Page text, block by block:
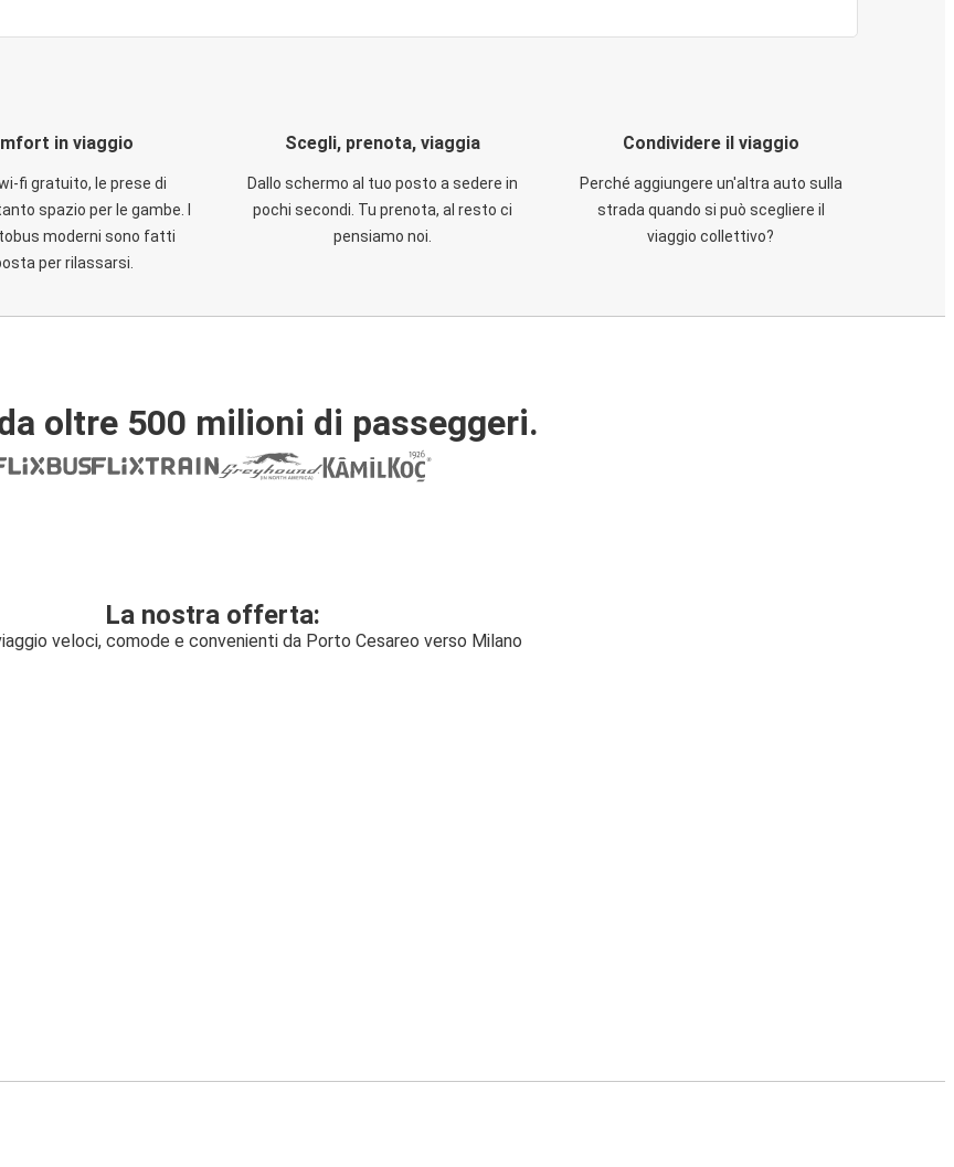
in viaggio
fi gratuito, le prese di
spazio per le gambe. I
moderni sono fatti
per rilassarsi.
Scegli, prenota, viaggia
Dallo schermo al tuo posto a sedere in
pochi secondi. Tu prenota, al resto ci
pensiamo noi.
Condividere il viaggio
Perché aggiungere un'altra auto sulla
strada quando si può scegliere il
viaggio collettivo?
oltre 500 milioni di passeggeri.
La nostra offerta:
veloci, comode e convenienti da Porto Cesareo verso Milano